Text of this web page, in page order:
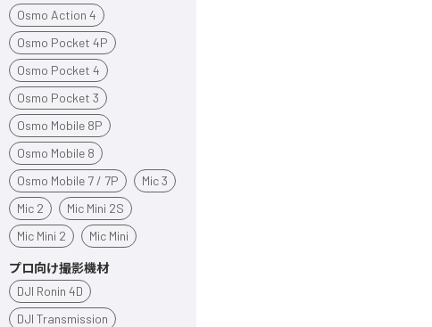
Osmo Action 4
Osmo Pocket 4P
Osmo Pocket 4
Osmo Pocket 3
Osmo Mobile 8P
Osmo Mobile 8
Osmo Mobile 7 / 7P
Mic 3
Mic 2
Mic Mini 2S
Mic Mini 2
Mic Mini
プロ向け撮影機材
DJI Ronin 4D
DJI Transmission